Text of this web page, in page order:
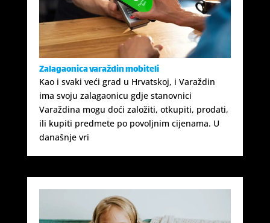
Zalagaonica varaždin mobiteli
Kao i svaki veći grad u Hrvatskoj, i Varaždin
ima svoju zalagaonicu gdje stanovnici
Varaždina mogu doći založiti, otkupiti, prodati,
ili kupiti predmete po povoljnim cijenama. U
današnje vri